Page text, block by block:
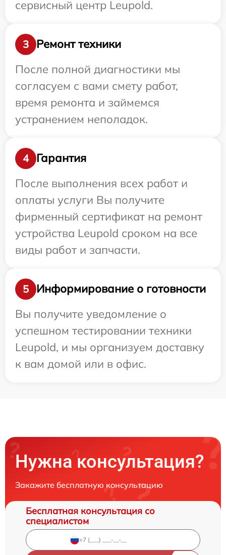
сервисный центр Leupold.
3
Ремонт техники
После полной диагностики мы
согласуем с вами смету работ,
время ремонта и займемся
устранением неполадок.
4
Гарантия
После выполнения всех работ и
оплаты услуги Вы получите
фирменный сертификат на ремонт
устройства Leupold сроком на все
виды работ и запчасти.
5
Информирование о готовности
Вы получите уведомление о
успешном тестировании техники
Leupold, и мы организуем доставку
к вам домой или в офис.
Нужна консультация?
Закажите бесплатную консультацию
Бесплатная консультация со
специалистом